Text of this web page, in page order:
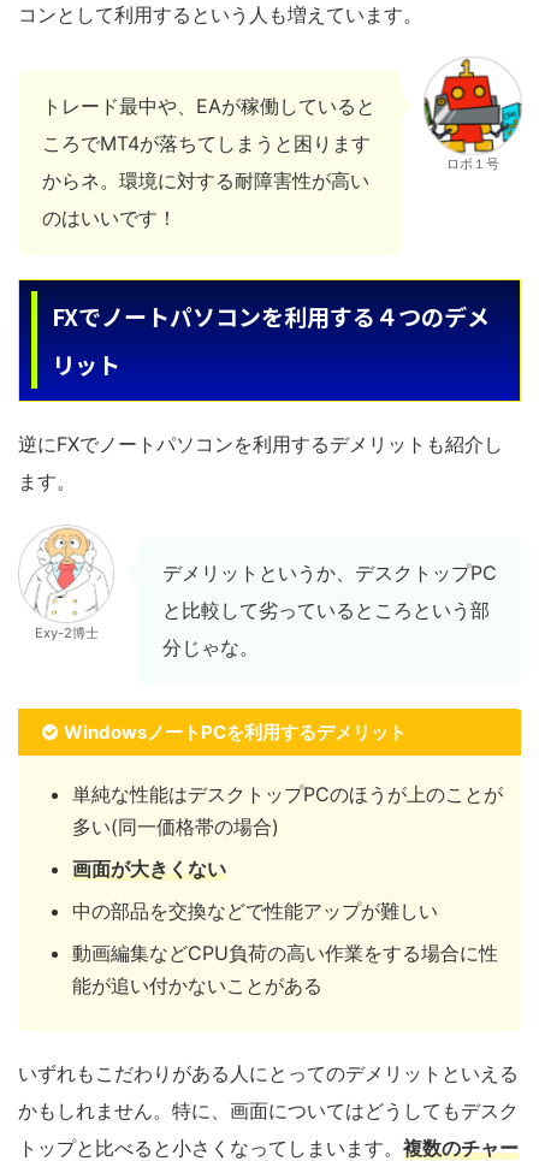
コンとして利用するという人も増えています。
トレード最中や、EAが稼働していると
ころでMT4が落ちてしまうと困ります
からネ。環境に対する耐障害性が高い
のはいいです！
ロボ１号
FXでノートパソコンを利用する４つのデメ
リット
逆にFXでノートパソコンを利用するデメリットも紹介し
ます。
Exy-2博士
デメリットというか、デスクトップPC
と比較して劣っているところという部
分じゃな。
WindowsノートPCを利用するデメリット
単純な性能はデスクトップPCのほうが上のことが
多い(同一価格帯の場合)
画面が大きくない
中の部品を交換などで性能アップが難しい
動画編集などCPU負荷の高い作業をする場合に性
能が追い付かないことがある
いずれもこだわりがある人にとってのデメリットといえる
かもしれません。特に、画面についてはどうしてもデスク
トップと比べると小さくなってしまいます。 複数のチャー